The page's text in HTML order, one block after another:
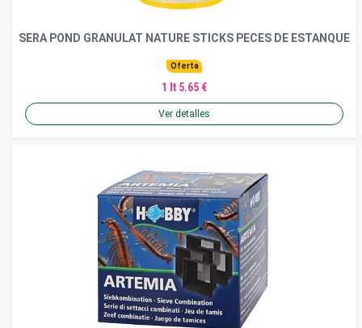
SERA POND GRANULAT NATURE STICKS PECES DE ESTANQUE
Oferta
1 lt 5.65 €
Ver detalles